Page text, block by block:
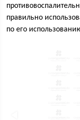
правильно
по его